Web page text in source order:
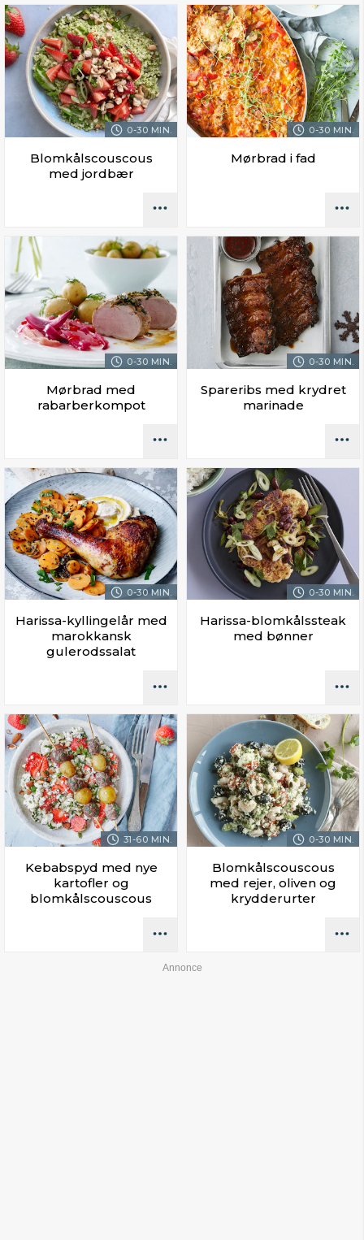
0-30 MIN.
Blomkålscouscous
med jordbær
0-30 MIN.
Mørbrad i fad
0-30 MIN.
Mørbrad med
rabarberkompot
0-30 MIN.
Spareribs med krydret
marinade
0-30 MIN.
Harissa-kyllingelår med
marokkansk
gulerodssalat
0-30 MIN.
Harissa-blomkålssteak
med bønner
31-60 MIN.
Kebabspyd med nye
kartofler og
blomkålscouscous
0-30 MIN.
Blomkålscouscous
med rejer, oliven og
krydderurter